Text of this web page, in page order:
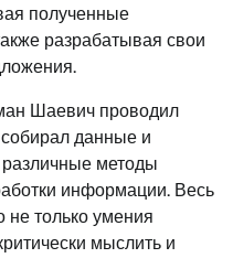
полученные
разрабатывая свои
Шаевич проводил
данные и
различные методы
информации. Весь
не только умения
мыслить и